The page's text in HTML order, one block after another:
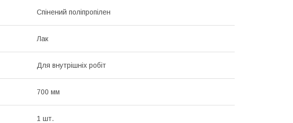
Спінений поліпропілен
Лак
Для внутрішніх робіт
700 мм
1 шт.